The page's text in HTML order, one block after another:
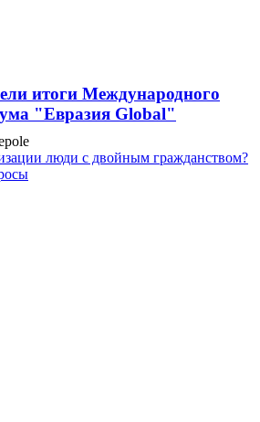
итоги Международного
"Евразия Global"